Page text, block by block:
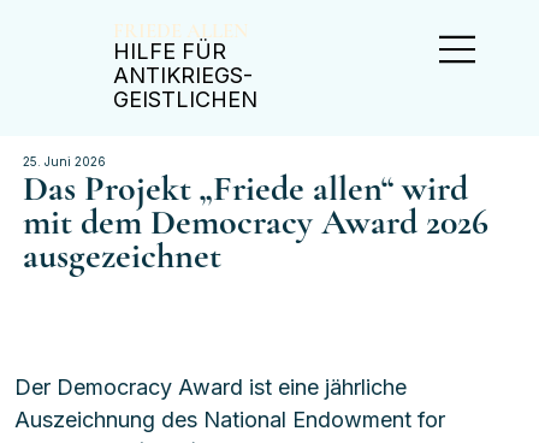
FRIEDE ALLEN
​HILFE FÜR
ANTIKRIEGS-
GEISTLICHEN
25. Juni 2026
Das Projekt „Friede allen“ wird
mit dem Democracy Award 2026
ausgezeichnet
Der Democracy Award ist eine jährliche
Auszeichnung des National Endowment for